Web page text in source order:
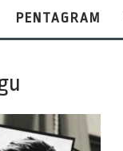
PENTAGRAM